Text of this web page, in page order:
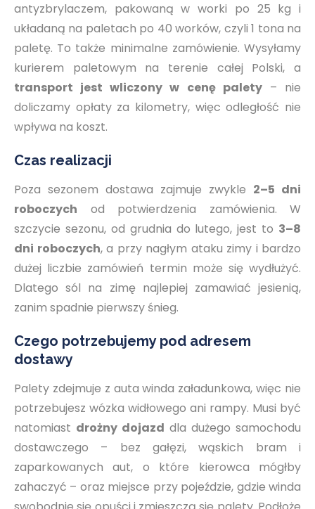
antyzbrylaczem, pakowaną w worki po 25 kg i
układaną na paletach po 40 worków, czyli 1 tona na
paletę. To także minimalne zamówienie. Wysyłamy
kurierem paletowym na terenie całej Polski, a
transport jest wliczony w cenę palety– nie
doliczamy opłaty za kilometry, więc odległość nie
wpływa na koszt.
Czas realizacji
Poza sezonem dostawa zajmuje zwykle 2–5 dni
roboczych od potwierdzenia zamówienia. W
szczycie sezonu, od grudnia do lutego, jest to 3–8
dni roboczych, a przy nagłym ataku zimy i bardzo
dużej liczbie zamówień termin może się wydłużyć.
Dlatego sól na zimę najlepiej zamawiać jesienią,
zanim spadnie pierwszy śnieg.
Czego potrzebujemy pod adresem
dostawy
Palety zdejmuje z auta winda załadunkowa, więc nie
potrzebujesz wózka widłowego ani rampy. Musi być
natomiast drożny dojazd dla dużego samochodu
dostawczego – bez gałęzi, wąskich bram i
zaparkowanych aut, o które kierowca mógłby
zahaczyć – oraz miejsce przy pojeździe, gdzie winda